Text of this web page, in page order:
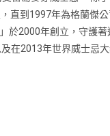
直到1997年為格蘭傑
2000年創立，守護
在2013年世界威士忌